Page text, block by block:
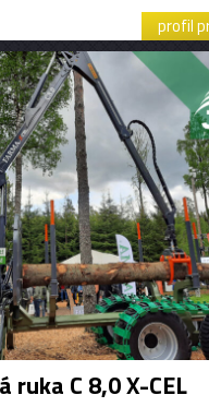
profil
ruka C 8,0 X-CEL